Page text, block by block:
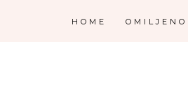
HOME OMILJENO